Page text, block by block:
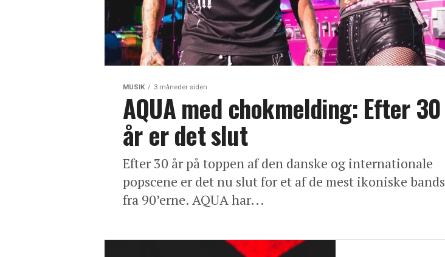
MUSIK 3 måneder siden
AQUA med chokmelding: Efter 30
år er det slut
Efter 30 år på toppen af den danske og internationale
popscene er det nu slut for et af de mest ikoniske bands
fra 90’erne. AQUA har...